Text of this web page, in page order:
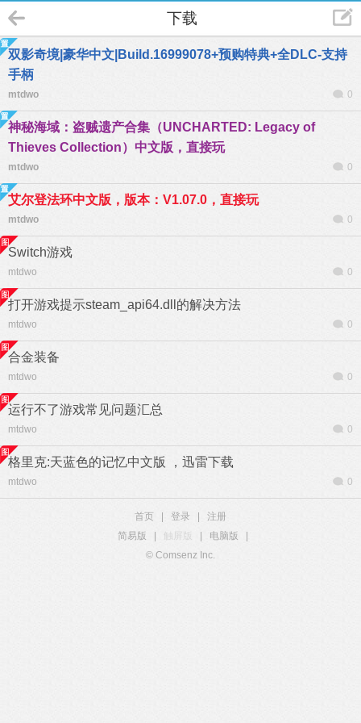
下载
双影奇境|豪华中文|Build.16999078+预购特典+全DLC-支持
手柄
mtdwo 0
神秘海域：盗贼遗产合集（UNCHARTED: Legacy of
Thieves Collection）中文版，直接玩
mtdwo 0
艾尔登法环中文版，版本：V1.07.0，直接玩
mtdwo 0
Switch游戏
mtdwo 0
打开游戏提示steam_api64.dll的解决方法
mtdwo 0
合金装备
mtdwo 0
运行不了游戏常见问题汇总
mtdwo 0
格里克:天蓝色的记忆中文版 ，迅雷下载
mtdwo 0
首页 登录
注册
简易版
触屏版 电脑版
© Comsenz Inc.